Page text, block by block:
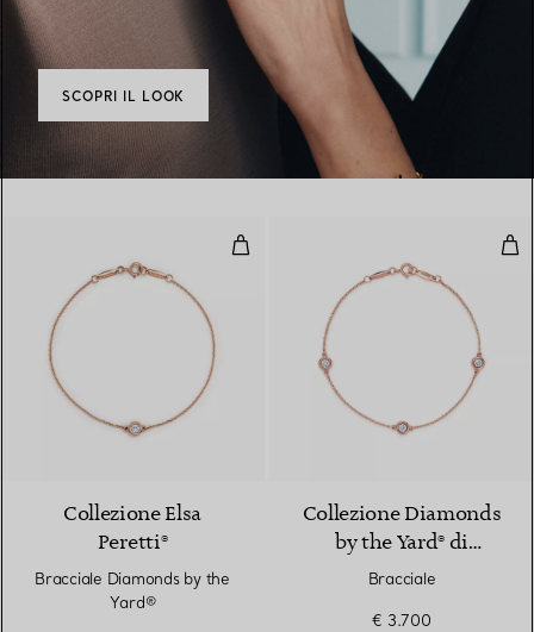
SCOPRI IL LOOK
Bracciale Diamonds by the
Collezione Elsa
Peretti®
Bracciale Diamonds by the
Yard®
Collezione Diamonds
by the Yard® di
Collezione Elsa
Bracciale
€ 3.700